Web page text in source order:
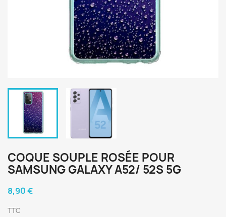
COQUE SOUPLE ROSÉE POUR
SAMSUNG GALAXY A52/ 52S 5G
8,90 €
TTC